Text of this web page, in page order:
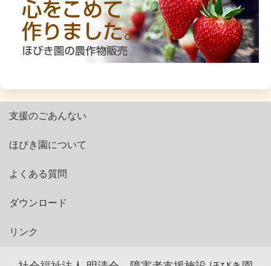
支援のごあんない
ほびき園について
よくある質問
ダウンロード
リンク